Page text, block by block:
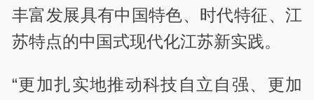
丰富发展具有中国特色、时代特征、江
苏特点的中国式现代化江苏新实践。
“更加扎实地推动科技自立自强、更加